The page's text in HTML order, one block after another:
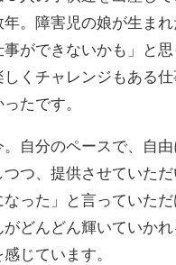
。障害児の娘が生ま
事ができないかも」と
しくチャレンジもある
たです。
。自分のペースで、自
つ、提供させていた
った」と言っていた
どんどん輝いていか
じています。